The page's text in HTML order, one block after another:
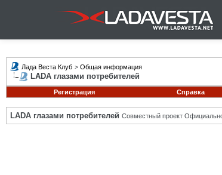
Лада Веста Клуб > Общая информация
LADA глазами потребителей
Регистрация
Справка
LADA глазами потребителей Совместный проект